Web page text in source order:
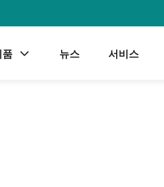
품 뉴스 서비스